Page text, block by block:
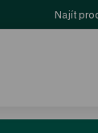
Najít